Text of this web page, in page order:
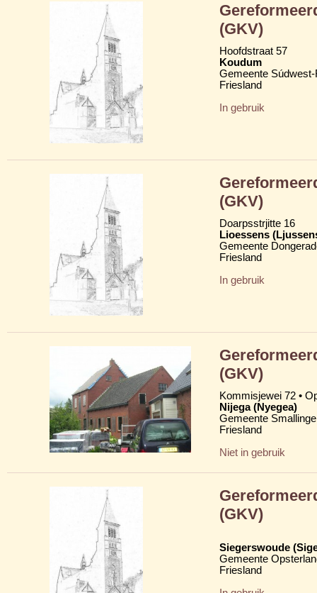
(GKV)
Hoofdstraat 57
Koudum
Gemeente
Friesland
In gebruik
(GKV)
Doarpsstrjitte 16
Lioessens
Gemeente
Friesland
In gebruik
(GKV)
Kommisjewei 72 •
Nijega (Nyegea)
Gemeente
Friesland
Niet in gebruik
(GKV)
Siegerswoude
Gemeente
Friesland